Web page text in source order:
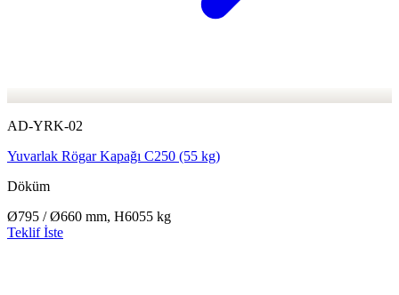
AD-YRK-02
Yuvarlak Rögar Kapağı C250 (55 kg)
Döküm
Ø795 / Ø660 mm, H6055 kg
Teklif İste